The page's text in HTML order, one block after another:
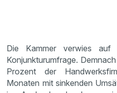
Die Kammer verwies auf
Konjunkturumfrage.
Prozent der
Monaten mit sinkenden